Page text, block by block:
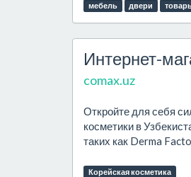
мебель двери
Интернет-
comax.uz
Откройте для себя
косметики в
таких как Derma
Корейская косметика